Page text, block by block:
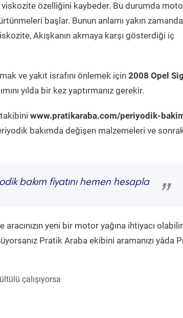
viskozite özelliğini kaybeder. Bu durumda
başlar. Bunun anlamı yakın zamanda
Akışkanın akmaya karşı gösterdiği iç
ve yakıt israfını önlemek için 2008 Opel
yılda bir kez yaptırmanız gerekir.
takibini www.pratikaraba.com/periyodik-
bakımda değişen malzemeleri ve
bakım fiyatını hemen hesapla
”
yeni bir motor yağına ihtiyacı
Pratik Araba ekibini aramanızı yâda
çalışıyorsa